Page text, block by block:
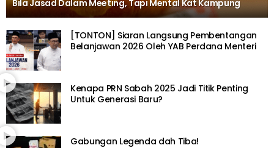
Bila Jasad Dalam Meeting, Tapi Mental Kat Kampung
[TONTON] Siaran Langsung Pembentangan
Belanjawan 2026 Oleh YAB Perdana Menteri
Kenapa PRN Sabah 2025 Jadi Titik Penting
Untuk Generasi Baru?
Gabungan Legenda dah Tiba!